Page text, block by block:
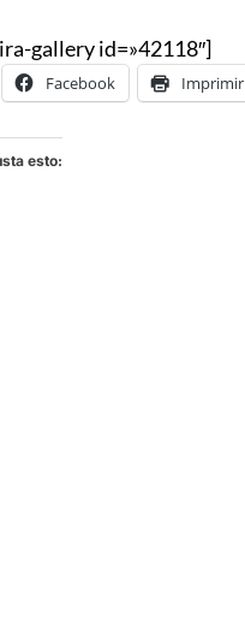
gallery id=»42118″]
Facebook Imprimir
esto: